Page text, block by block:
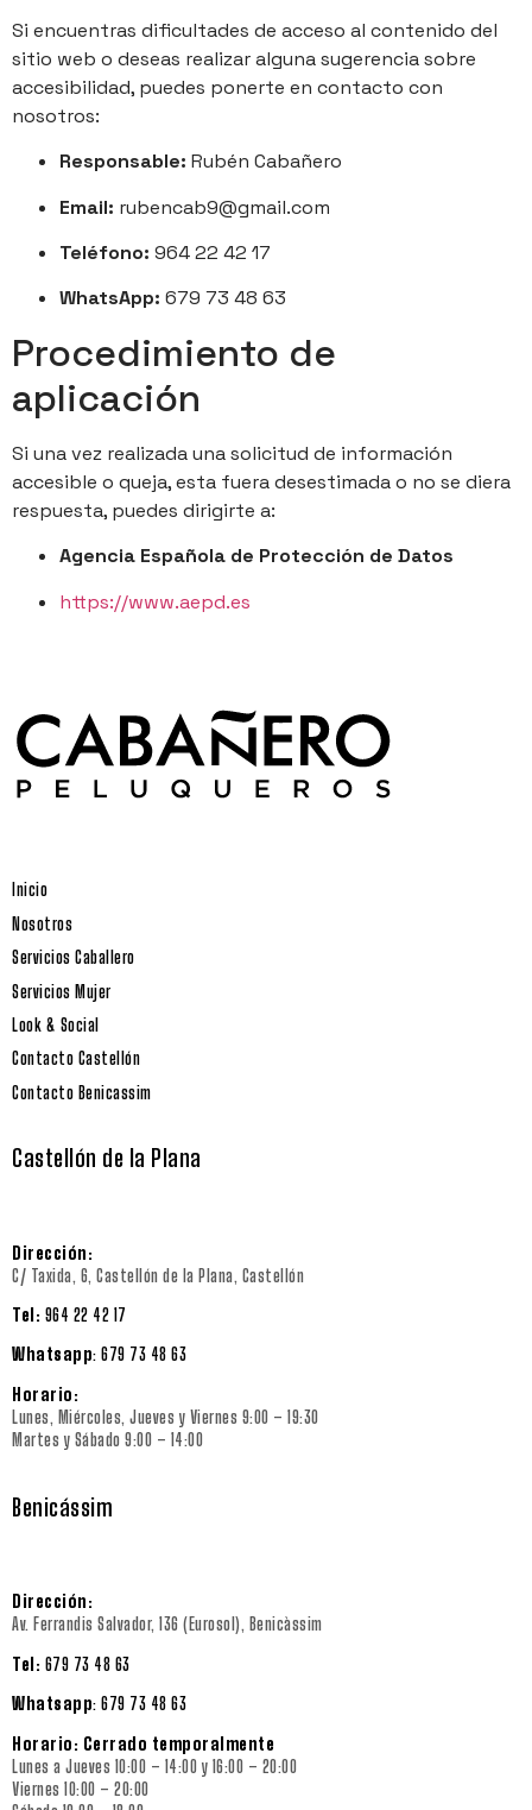
Si encuentras dificultades de acceso al contenido del
sitio web o deseas realizar alguna sugerencia sobre
accesibilidad, puedes ponerte en contacto con
nosotros:
Responsable: Rubén Cabañero
Email: rubencab9@gmail.com
Teléfono: 964 22 42 17
WhatsApp: 679 73 48 63
Procedimiento de
aplicación
Si una vez realizada una solicitud de información
accesible o queja, esta fuera desestimada o no se diera
respuesta, puedes dirigirte a:
Agencia Española de Protección de Datos
https://www.aepd.es
Inicio
Nosotros
Servicios Caballero
Servicios Mujer
Look & Social
Contacto Castellón
Contacto Benicassim
Castellón de la Plana
Dirección:
C/ Taxida, 6, Castellón de la Plana, Castellón
Tel: 964 22 42 17
Whatsapp: 679 73 48 63
Horario:
Lunes, Miércoles, Jueves y Viernes 9:00 – 19:30
Martes y Sábado 9:00 – 14:00
Benicássim
Dirección:
Av. Ferrandis Salvador, 136 (Eurosol), Benicàssim
Tel: 679 73 48 63
Whatsapp: 679 73 48 63
Horario: Cerrado temporalmente
Lunes a Jueves 10:00 – 14:00 y 16:00 – 20:00
Viernes 10:00 – 20:00